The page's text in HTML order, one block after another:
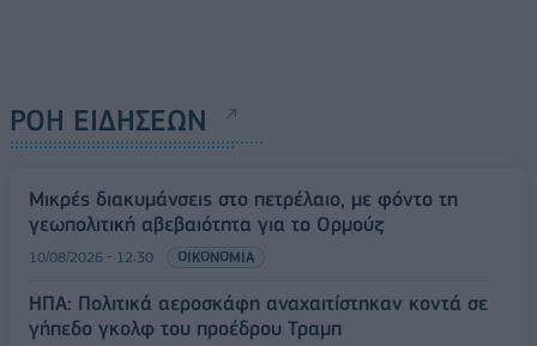
ΡΟΗ ΕΙΔΗΣΕΩΝ
Μικρές διακυμάνσεις στο πετρέλαιο, με φόντο τη
γεωπολιτική αβεβαιότητα για το Ορμούζ
10/08/2026 - 12:30 ΟΙΚΟΝΟΜΙΑ
ΗΠΑ: Πολιτικά αεροσκάφη αναχαιτίστηκαν κοντά σε
γήπεδο γκολφ του προέδρου Τραμπ